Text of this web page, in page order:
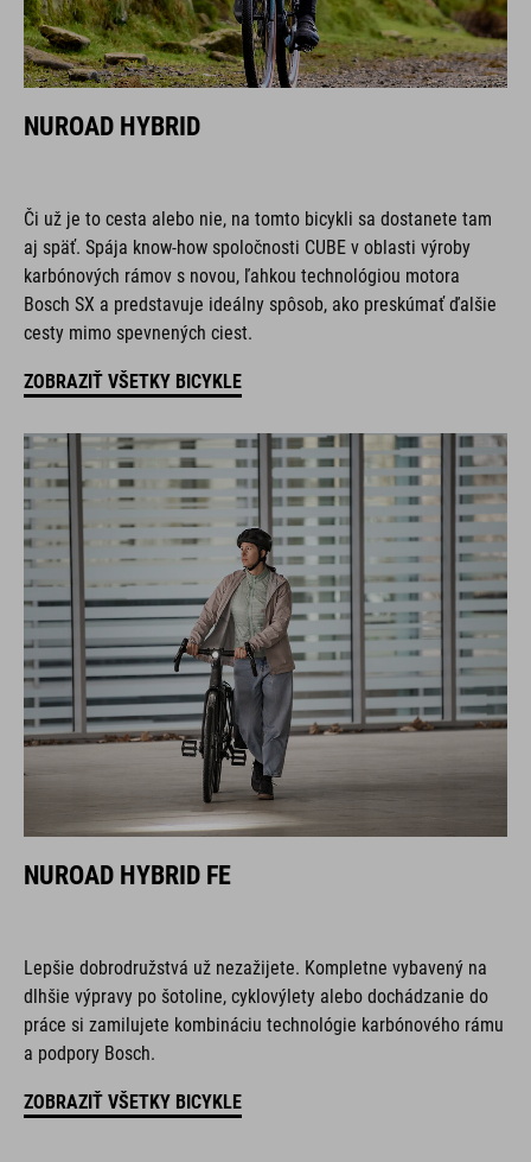
NUROAD HYBRID
Či už je to cesta alebo nie, na tomto bicykli sa dostanete tam
aj späť. Spája know-how spoločnosti CUBE v oblasti výroby
karbónových rámov s novou, ľahkou technológiou motora
Bosch SX a predstavuje ideálny spôsob, ako preskúmať ďalšie
cesty mimo spevnených ciest.
ZOBRAZIŤ VŠETKY BICYKLE
NUROAD HYBRID FE
Lepšie dobrodružstvá už nezažijete. Kompletne vybavený na
dlhšie výpravy po šotoline, cyklovýlety alebo dochádzanie do
práce si zamilujete kombináciu technológie karbónového rámu
a podpory Bosch.
ZOBRAZIŤ VŠETKY BICYKLE